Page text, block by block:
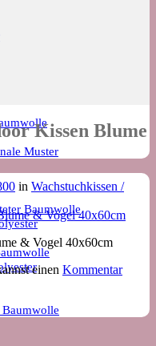
Muster
Baumwolle
Kissen Blume
in Wachstuchkissen /
& Vogel 40x60cm
einen Kommentar